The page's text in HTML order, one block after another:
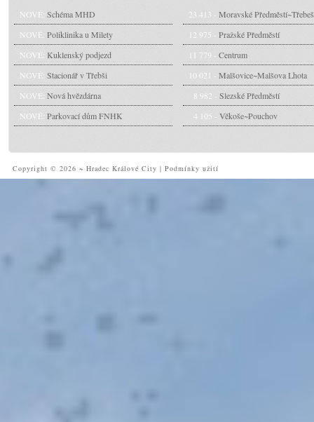
NOVÉ: Schéma MHD
NOVÉ: Poliklinika u Milety
NOVÉ: Kuklenský podjezd
NOVÉ: Stacionář v Třebši
NOVÉ: Nová hvězdárna
NOVÉ: Parkovací dům FNHK
23 413 - Moravské Předměstí~Třebeš
12 975 - Pražské Předměstí
11 779 - Centrum
10 021 - Malšovice~Malšova Lhota
8 982 - Slezské Předměstí
4 105 - Věkoše~Pouchov
Copyright © 2026 ~ Hradec Králové City | Podmínky užití